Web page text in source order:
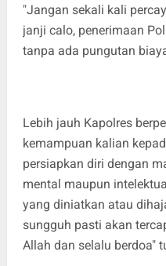
"Jangan sekali kali
janji calo, penerimaan
tanpa ada pungutan
Lebih jauh Kapolres
kemampuan kalian
persiapkan diri dengan
mental maupun
yang diniatkan atau
sungguh pasti akan
Allah dan selalu berdoa"